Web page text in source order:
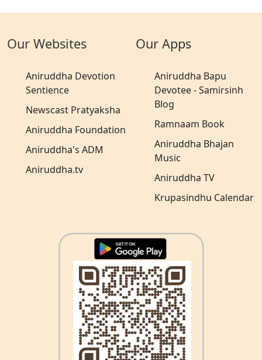
Our Websites
Aniruddha Devotion
Sentience
Newscast Pratyaksha
Aniruddha Foundation
Aniruddha's ADM
Aniruddha.tv
Our Apps
Aniruddha Bapu
Devotee - Samirsinh
Blog
Ramnaam Book
Aniruddha Bhajan
Music
Aniruddha TV
Krupasindhu Calendar